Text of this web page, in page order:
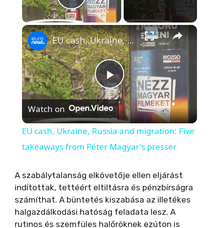
Play Video
×
P
l
a
y
V
EU cash, Ukraine, Russia and migration: Five takeaways from Péter Magyar's presser
Watch on
EU cash, Ukraine, Russia and migration: Five
takeaways from Péter Magyar's presser
A szabálytalanság elkövetője ellen eljárást
indítottak, tettéért eltiltásra és pénzbírságra
számíthat. A büntetés kiszabása az illetékes
halgazdálkodási hatóság feladata lesz. A
rutinos és szemfüles halőröknek ezúton is